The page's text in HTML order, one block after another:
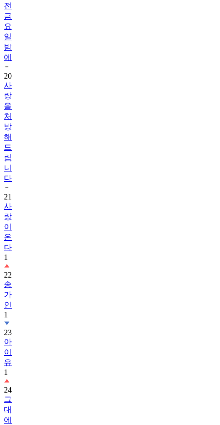
전
금
요
일
밤
에
20
사
랑
을
처
방
해
드
립
니
다
21
사
랑
이
온
다
1
22
송
가
인
1
23
아
이
유
1
24
그
대
에